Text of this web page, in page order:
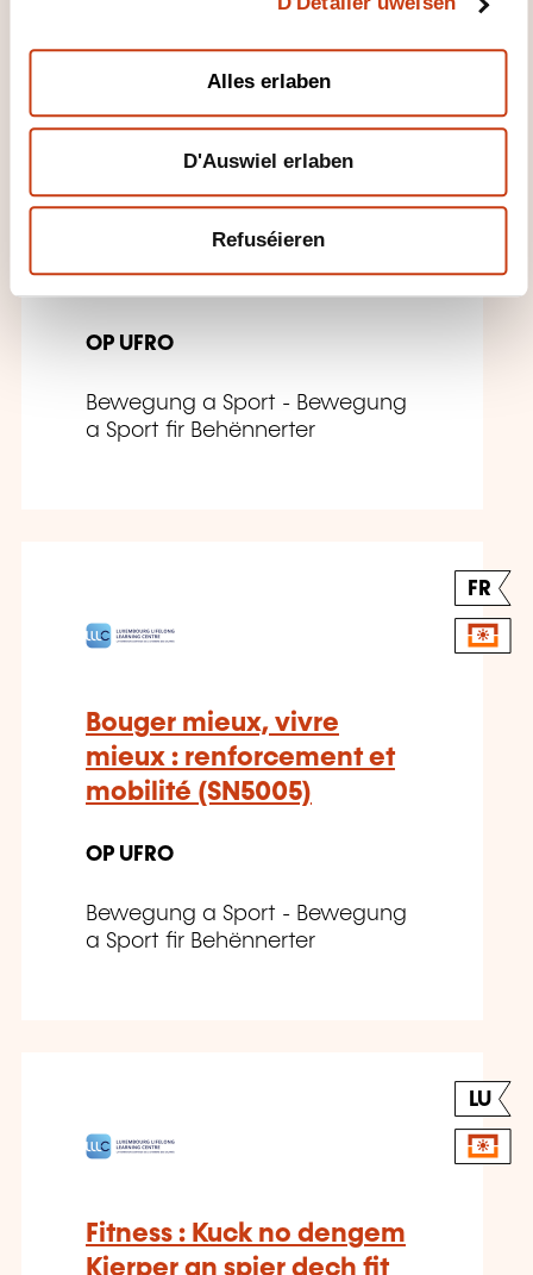
Alles erlaben
D'Auswiel erlaben
Refuséieren
FR
physique durable : bien
vieillir en mouvement
(SN5006)
OP UFRO
Bewegung a Sport - Bewegung
a Sport fir Behënnerter
FR
Bouger mieux, vivre
mieux : renforcement et
mobilité (SN5005)
OP UFRO
Bewegung a Sport - Bewegung
a Sport fir Behënnerter
LU
Fitness : Kuck no dengem
Kierper an spier dech fit